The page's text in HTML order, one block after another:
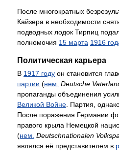
После многократных
Кайзера в необходимости
подводных лодок Тирпиц
полномочия 15 марта 1916
Политическая карьера
В 1917 году он становится
партии (нем. Deutsche
пропаганды объединения
Великой Войне . Партия,
После поражения Германии
правого крыла Немецкой
(нем. Deutschnationalen
являлся её представителем в